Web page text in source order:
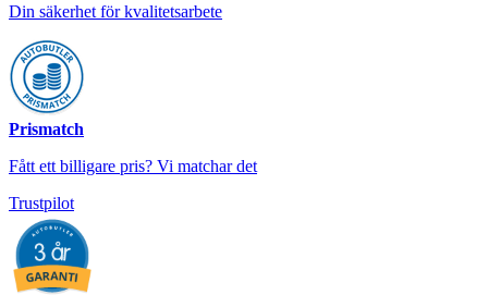
Din säkerhet för kvalitetsarbete
Prismatch
Fått ett billigare pris? Vi matchar det
Trustpilot